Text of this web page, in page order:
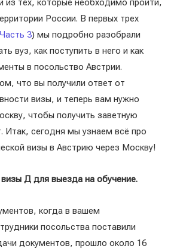
из тех, которые необходимо пройти,
России. В первых трех
Часть 3) мы подробно разобрали
вуз, как поступить в него и как
в посольство Австрии.
что вы получили ответ от
визы, и теперь вам нужно
чтобы получить заветную
Итак, сегодня мы узнаем всё про
визы в Австрию через Москву!
Д для выезда на обучение.
когда в вашем
посольства поставили
документов, прошло около 16